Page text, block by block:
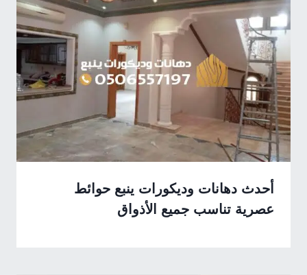
أحدث دهانات وديكورات ينبع حوائط
عصرية تناسب جميع الأذواق